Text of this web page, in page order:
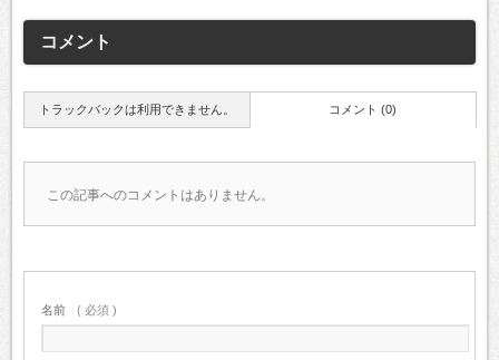
コメント
トラックバックは利用できません。 コメント (0)
この記事へのコメントはありません。
名前 ( 必須 )